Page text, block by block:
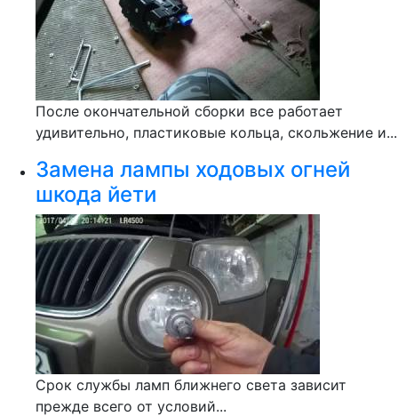
После окончательной сборки все работает
удивительно, пластиковые кольца, скольжение и...
Замена лампы ходовых огней
шкода йети
Срок службы ламп ближнего света зависит
прежде всего от условий...